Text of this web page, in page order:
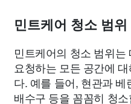
민트케어 청소 범위
민트케어의 청소 범위
요청하는 모든 공간에
다. 예를 들어, 현관과
배수구 등을 꼼꼼히 청